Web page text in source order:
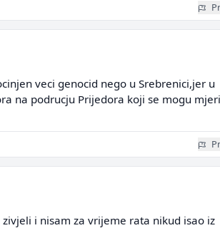
veci genocid nego u Srebrenici,jer u
na podrucju Prijedora koji se mogu
i nisam za vrijeme rata nikud isao iz